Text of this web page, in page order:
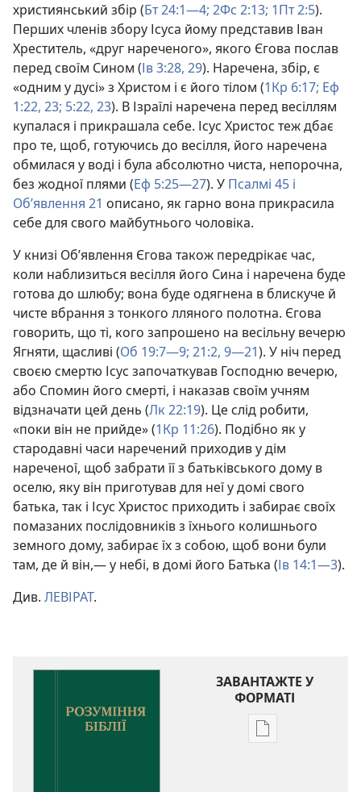
християнський збір (Бт 24:1—4; 2Фс 2:13; 1Пт 2:5).
Перших членів збору Ісуса йому представив Іван
Хреститель, «друг нареченого», якого Єгова послав
перед своїм Сином (Ів 3:28, 29). Наречена, збір, є
«одним у дусі» з Христом і є його тілом (1Кр 6:17; Еф
1:22, 23; 5:22, 23). В Ізраїлі наречена перед весіллям
купалася і прикрашала себе. Ісус Христос теж дбає
про те, щоб, готуючись до весілля, його наречена
обмилася у воді і була абсолютно чиста, непорочна,
без жодної плями (Еф 5:25—27). У Псалмі 45 і
Об’явлення 21 описано, як гарно вона прикрасила
себе для свого майбутнього чоловіка.
У книзі Об’явлення Єгова також передрікає час,
коли наблизиться весілля його Сина і наречена буде
готова до шлюбу; вона буде одягнена в блискуче й
чисте вбрання з тонкого лляного полотна. Єгова
говорить, що ті, кого запрошено на весільну вечерю
Ягняти, щасливі (Об 19:7—9; 21:2, 9—21). У ніч перед
своєю смертю Ісус започаткував Господню вечерю,
або Спомин його смерті, і наказав своїм учням
відзначати цей день (Лк 22:19). Це слід робити,
«поки він не прийде» (1Кр 11:26). Подібно як у
стародавні часи наречений приходив у дім
нареченої, щоб забрати її з батьківського дому в
оселю, яку він приготував для неї у домі свого
батька, так і Ісус Христос приходить і забирає своїх
помазаних послідовників з їхнього колишнього
земного дому, забирає їх з собою, щоб вони були
там, де й він,— у небі, в домі його Батька (Ів 14:1—3).
Див. ЛЕВІРАТ.
ЗАВАНТАЖТЕ У
ФОРМАТІ
Параметри